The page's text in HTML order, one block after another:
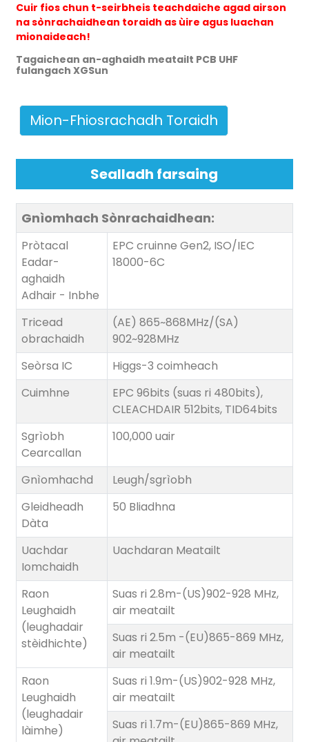
Cuir fios chun t-seirbheis teachdaiche agad airson
na sònrachaidhean toraidh as ùire agus luachan
mionaideach!
Tagaichean an-aghaidh meatailt PCB UHF
fulangach XGSun
Mion-Fhiosrachadh Toraidh
Sealladh farsaing
Gnìomhach Sònrachaidhean:
Pròtacal
Eadar-
aghaidh
Adhair - Inbhe
EPC cruinne Gen2, ISO/IEC
18000-6C
Tricead
obrachaidh
(AE) 865~868MHz/(SA)
902~928MHz
Seòrsa IC
Higgs-3 coimheach
Cuimhne
EPC 96bits (suas ri 480bits),
CLEACHDAIR 512bits, TID64bits
Sgrìobh
Cearcallan
100,000 uair
Gnìomhachd
Leugh/sgrìobh
Gleidheadh ​​
Dàta
50 Bliadhna
Uachdar
Iomchaidh
Uachdaran Meatailt
Raon
Leughaidh
(leughadair
stèidhichte)
Suas ri 2.8m-(US)902-928 MHz,
air meatailt
Suas ri 2.5m -(EU)865-869 MHz,
air meatailt
Raon
Leughaidh
(leughadair
làimhe)
Suas ri 1.9m-(US)902-928 MHz,
air meatailt
Suas ri 1.7m-(EU)865-869 MHz,